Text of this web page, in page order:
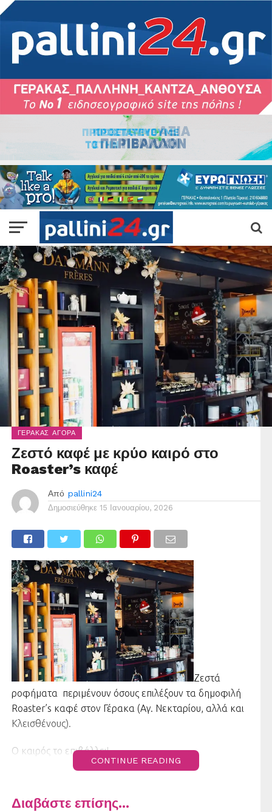
ΓΈΡΑΚΑΣ ΑΓΟΡΆ
Ζεστό καφέ με κρύο καιρό στο
Roaster’s καφέ
Από pallini24
Δημοσιεύθηκε 15 Ιανουαρίου, 2026
Ζεστά
ροφήματα περιμένουν όσους επιλέξουν τα δημοφιλή
Roaster’s καφέ στον Γέρακα (Αγ. Νεκταρίου, αλλά και
Κλεισθένους).
Ο καιρός το επιβάλλει!
CONTINUE READING
Διαβάστε επίσης...